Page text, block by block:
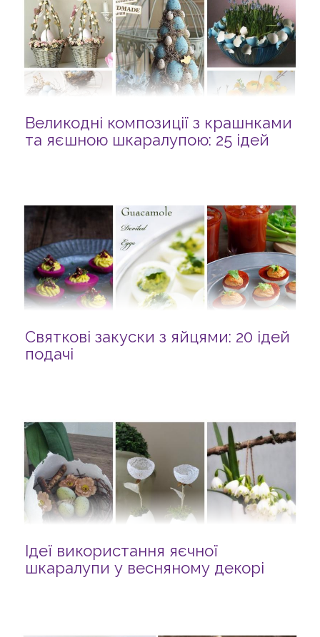
Великодні композиції з крашнками
та яєшною шкаралупою: 25 ідей
Святкові закуски з яйцями: 20 ідей
подачі
Ідеї використання яєчної
шкаралупи у весняному декорі